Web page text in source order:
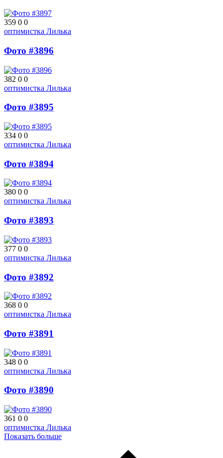
359 0 0
оптимистка Лилька
Фото #3896
382 0 0
оптимистка Лилька
Фото #3895
334 0 0
оптимистка Лилька
Фото #3894
380 0 0
оптимистка Лилька
Фото #3893
377 0 0
оптимистка Лилька
Фото #3892
368 0 0
оптимистка Лилька
Фото #3891
348 0 0
оптимистка Лилька
Фото #3890
361 0 0
оптимистка Лилька
Показать больше